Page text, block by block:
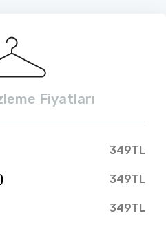
Fiyatları
349TL
349TL
349TL